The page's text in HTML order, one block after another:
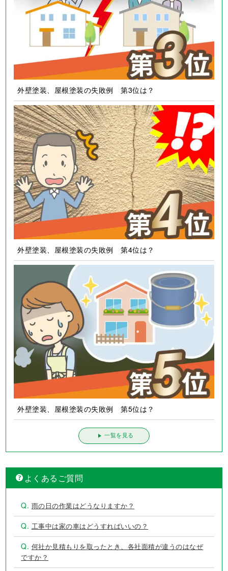
外壁塗装、屋根塗装の失敗例 第3位は？
外壁塗装、屋根塗装の失敗例 第4位は？
外壁塗装、屋根塗装の失敗例 第5位は？
一覧を見る
よくあるご質問
Q. 雨の日の作業はどうなりますか？
Q. 工事中は家の車はどうすればいいの？
Q. 何社か見積もりを取ったとき、各社面積が違うのはなぜ
ですか？